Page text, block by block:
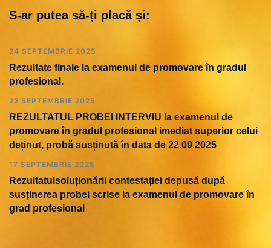
S-ar putea să-ți placă și:
24 SEPTEMBRIE 2025
Rezultate finale la examenul de promovare în gradul
profesional.
22 SEPTEMBRIE 2025
REZULTATUL PROBEI INTERVIU la examenul de
promovare în gradul profesional imediat superior celui
deținut, probă susținută în data de 22.09.2025
17 SEPTEMBRIE 2025
Rezultatulsoluționării contestației depusă după
susținerea probei scrise la examenul de promovare în
grad profesional